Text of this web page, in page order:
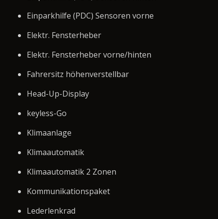
Einparkhilfe (PDC) Sensoren vorne
Elektr. Fensterheber
Elektr. Fensterheber vorne/hinten
Fahrersitz höhenverstellbar
Head-Up-Display
keyless-Go
Klimaanlage
Klimaautomatik
Klimaautomatik 2 Zonen
Kommunikationspaket
Lederlenkrad